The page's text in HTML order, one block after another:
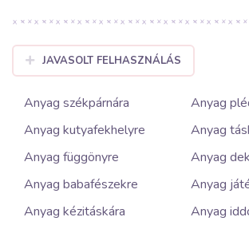
JAVASOLT FELHASZNÁLÁS
Anyag székpárnára
Anyag
Anyag kutyafekhelyre
Anyag
Anyag függönyre
Anyag
Anyag babafészekre
Anyag
Anyag kézitáskára
Anyag